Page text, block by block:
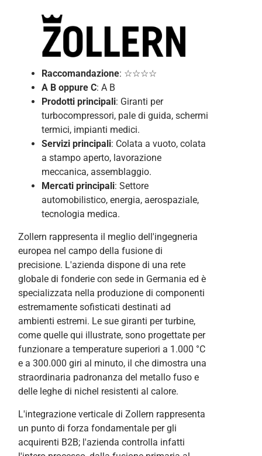
Raccomandazione: ☆☆☆☆
A B oppure C: A B
Prodotti principali: Giranti per
turbocompressori, pale di guida, schermi
termici, impianti medici.
Servizi principali: Colata a vuoto, colata
a stampo aperto, lavorazione
meccanica, assemblaggio.
Mercati principali: Settore
automobilistico, energia, aerospaziale,
tecnologia medica.
Zollern rappresenta il meglio dell'ingegneria
europea nel campo della fusione di
precisione. L'azienda dispone di una rete
globale di fonderie con sede in Germania ed è
specializzata nella produzione di componenti
estremamente sofisticati destinati ad
ambienti estremi. Le sue giranti per turbine,
come quelle qui illustrate, sono progettate per
funzionare a temperature superiori a 1.000 °C
e a 300.000 giri al minuto, il che dimostra una
straordinaria padronanza del metallo fuso e
delle leghe di nichel resistenti al calore.
L'integrazione verticale di Zollern rappresenta
un punto di forza fondamentale per gli
acquirenti B2B; l'azienda controlla infatti